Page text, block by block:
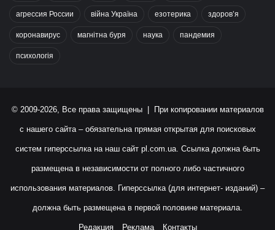
агрессия России війна Україна езотерика здоров’я
коронавирус магнітна буря наука пандемия
психологія
© 2009-2026, Все права защищены | При копировании материалов
с нашего сайта – обязательна прямая открытая для поисковых
систем гиперссылка на наш сайт pl.com.ua. Ссылка должна быть
размещена в независимости от полного либо частичного
использования материалов. Гиперссылка (для интернет- изданий) –
должна быть размещена в первой половине материала.
Редакция Реклама Контакты